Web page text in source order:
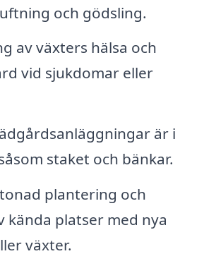
och gödsling.
av växters hälsa och
vid sjukdomar eller
är i
staket och bänkar.
plantering och
kända platser med nya
växter.